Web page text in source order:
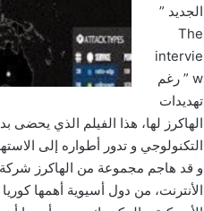
الجديد ”
The
intervie
w ” رغم
تهديدات
الهاكرز لها، هذا الفيلم الذي يحضى
التكنولوجي و تدور أطواره إلى
الأنترنت، من دول أسيوية أهمها